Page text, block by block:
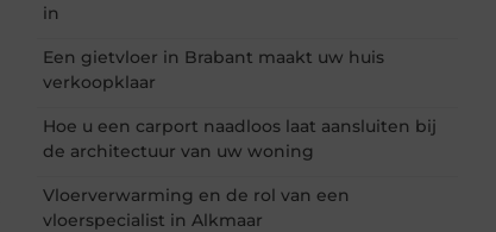
in
Een gietvloer in Brabant maakt uw huis
verkoopklaar
Hoe u een carport naadloos laat aansluiten bij
de architectuur van uw woning
Vloerverwarming en de rol van een
vloerspecialist in Alkmaar